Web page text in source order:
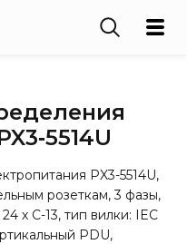
PX3-5514U,
розеткам, 3 фазы,
х C-13, тип вилки: IEC
PDU,